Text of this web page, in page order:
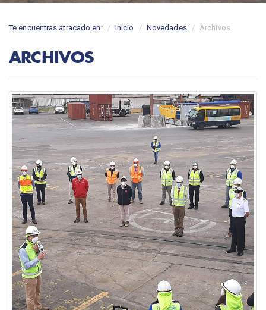
Te encuentras atracado en: Inicio Novedades Archivos
ARCHIVOS